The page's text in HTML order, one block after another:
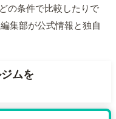
の条件で比較したりで
集部が公式情報と独自
ムを